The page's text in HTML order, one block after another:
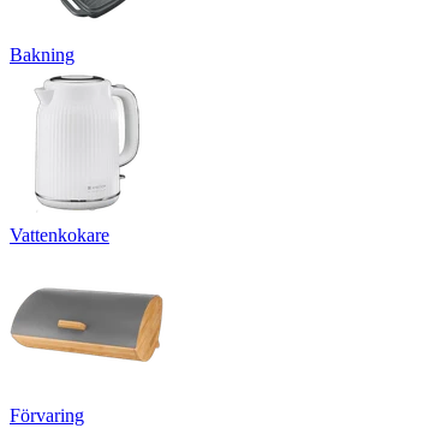
Bakning
Vattenkokare
Förvaring